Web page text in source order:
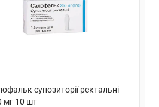
супозиторії ректальні
мг 10 шт